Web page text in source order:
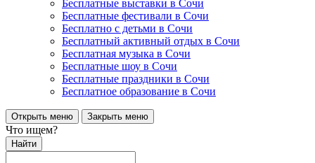
Бесплатные выставки в Сочи
Бесплатные фестивали в Сочи
Бесплатно с детьми в Сочи
Бесплатный активный отдых в Сочи
Бесплатная музыка в Сочи
Бесплатные шоу в Сочи
Бесплатные праздники в Сочи
Бесплатное образование в Сочи
Открыть меню Закрыть меню
Что ищем?
Найти